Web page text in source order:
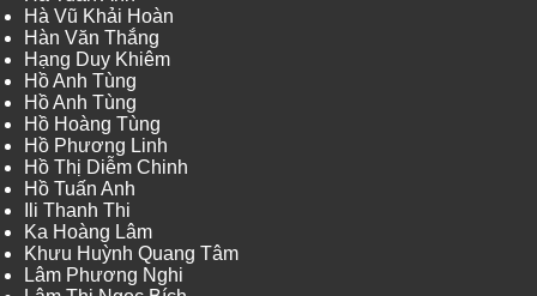
Hà Vũ Khải Hoàn
Hàn Văn Thắng
Hạng Duy Khiêm
Hồ Anh Tùng
Hồ Anh Tùng
Hồ Hoàng Tùng
Hồ Phương Linh
Hồ Thị Diễm Chinh
Hồ Tuấn Anh
Ili Thanh Thi
Ka Hoàng Lâm
Khưu Huỳnh Quang Tâm
Lâm Phương Nghi